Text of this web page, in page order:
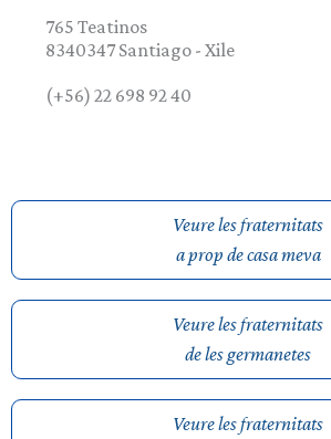
765 Teatinos
8340347Santiago -Xile
(+56) 22 698 92 40
Veure les fraternitats
a prop de casa meva
Veure les fraternitats
de les germanetes
Veure les fraternitats